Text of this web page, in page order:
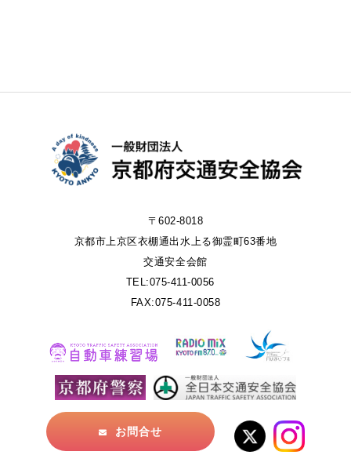
〒602-8018
京都市上京区衣棚通出水上る御霊町63番地
交通安全会館
TEL:075-411-0056
FAX:075-411-0058
お問合せ